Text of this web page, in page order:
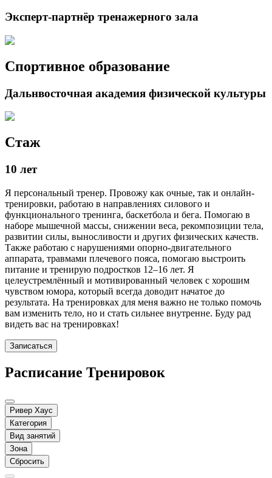
Эксперт-партнёр тренажерного зала
Спортивное образование
Дальнвосточная академия физической культуры
Стаж
10 лет
Я персональный тренер. Провожу как очные, так и онлайн-
тренировки, работаю в направлениях силового и
функционального тренинга, баскетбола и бега. Помогаю в
наборе мышечной массы, снижении веса, рекомпозиции тела,
развитии силы, выносливости и других физических качеств.
Также работаю с нарушениями опорно-двигательного
аппарата, травмами плечевого пояса, помогаю выстроить
питание и тренирую подростков 12–16 лет. Я
целеустремлённый и мотивированный человек с хорошим
чувством юмора, который всегда доводит начатое до
результата. На тренировках для меня важно не только помочь
вам изменить тело, но и стать сильнее внутренне. Буду рад
видеть вас на тренировках!
Записаться
Расписание Тренировок
Ривер Хаус
Категория
Вид занятий
Зона
Сбросить